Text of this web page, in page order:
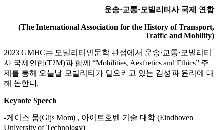
운송·교통·모빌리티사 국제 연합
(The International Association for the History of Transport,
Traffic and Mobility)
2023 GMHC는 모빌리티인문학 관점에서 운송·교통·모빌리티
사 국제연합(T2M)과 함께 “Mobilities, Aesthetics and Ethics” 주
제를 통해 오늘날 모빌리티가 일으키고 있는 감성과 윤리에 대
해 논한다.
Keynote Speech
-게이스 뭄(Gijs Mom) , 아이트호벤 기술 대학 (Eindhoven
University of Technology)